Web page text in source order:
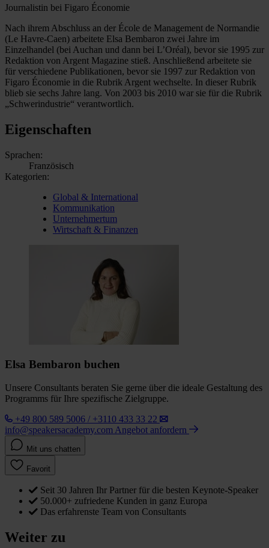
Journalistin bei Figaro Économie
Nach ihrem Abschluss an der École de Management de Normandie
(Le Havre-Caen) arbeitete Elsa Bembaron zwei Jahre im
Einzelhandel (bei Auchan und dann bei L’Oréal), bevor sie 1995 zur
Redaktion von Argent Magazine stieß. Anschließend arbeitete sie
für verschiedene Publikationen, bevor sie 1997 zur Redaktion von
Figaro Économie in die Rubrik Argent wechselte. In dieser Rubrik
blieb sie sechs Jahre lang. Von 2003 bis 2010 war sie für die Rubrik
„Schwerindustrie“ verantwortlich.
Eigenschaften
Sprachen:
Französisch
Kategorien:
Global & International
Kommunikation
Unternehmertum
Wirtschaft & Finanzen
Elsa Bembaron buchen
Unsere Consultants beraten Sie gerne über die ideale Gestaltung des
Programms für Ihre spezifische Zielgruppe.
+49 800 589 5006 / +3110 433 33 22
info@speakersacademy.com Angebot anfordern
Mit uns chatten
Favorit
Seit 30 Jahren Ihr Partner für die besten Keynote-Speaker
50.000+ zufriedene Kunden in ganz Europa
Das erfahrenste Team von Consultants
Weiter zu